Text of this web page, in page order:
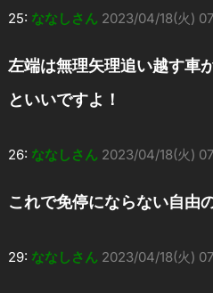
25: ななしさん 2023/04/18(火)
左端は無理矢理追い越す車
といいですよ！
26: ななしさん 2023/04/18(火)
これで免停にならない自由
29: ななしさん 2023/04/18(火)